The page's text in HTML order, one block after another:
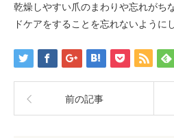
乾燥しやすい爪のまわりや忘れがち
ドケアをすることを忘れないように
前の記事